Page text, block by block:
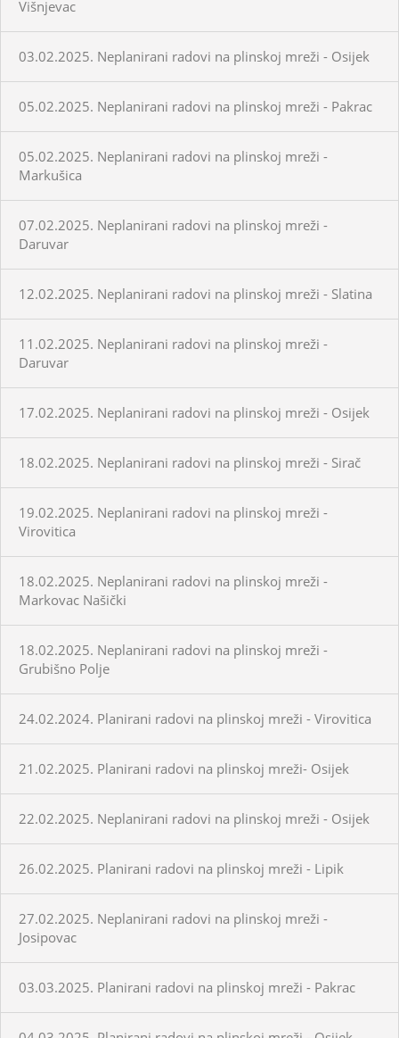
Višnjevac
03.02.2025. Neplanirani radovi na plinskoj mreži - Osijek
05.02.2025. Neplanirani radovi na plinskoj mreži - Pakrac
05.02.2025. Neplanirani radovi na plinskoj mreži -
Markušica
07.02.2025. Neplanirani radovi na plinskoj mreži -
Daruvar
12.02.2025. Neplanirani radovi na plinskoj mreži - Slatina
11.02.2025. Neplanirani radovi na plinskoj mreži -
Daruvar
17.02.2025. Neplanirani radovi na plinskoj mreži - Osijek
18.02.2025. Neplanirani radovi na plinskoj mreži - Sirač
19.02.2025. Neplanirani radovi na plinskoj mreži -
Virovitica
18.02.2025. Neplanirani radovi na plinskoj mreži -
Markovac Našički
18.02.2025. Neplanirani radovi na plinskoj mreži -
Grubišno Polje
24.02.2024. Planirani radovi na plinskoj mreži - Virovitica
21.02.2025. Planirani radovi na plinskoj mreži- Osijek
22.02.2025. Neplanirani radovi na plinskoj mreži - Osijek
26.02.2025. Planirani radovi na plinskoj mreži - Lipik
27.02.2025. Neplanirani radovi na plinskoj mreži -
Josipovac
03.03.2025. Planirani radovi na plinskoj mreži - Pakrac